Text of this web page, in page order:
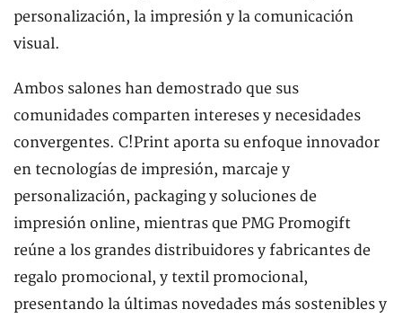
personalización, la impresión y la comunicación
visual.
Ambos salones han demostrado que sus
comunidades comparten intereses y necesidades
convergentes. C!Print aporta su enfoque innovador
en tecnologías de impresión, marcaje y
personalización, packaging y soluciones de
impresión online, mientras que PMG Promogift
reúne a los grandes distribuidores y fabricantes de
regalo promocional, y textil promocional,
presentando la últimas novedades más sostenibles y